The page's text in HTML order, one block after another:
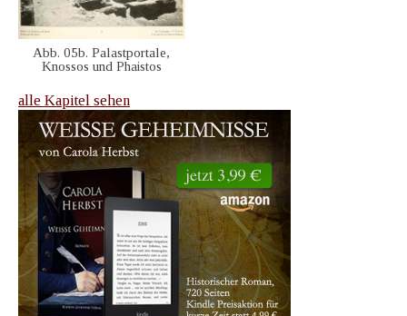
Abb. 05b. Palastportale,
Knossos und Phaistos
alle Kapitel sehen